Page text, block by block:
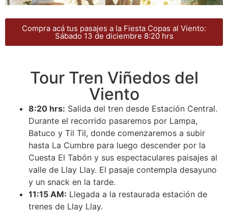
Compra acá tus pasajes a la Fiesta Copas al Viento:
Sábado 13 de diciembre 8:20 hrs
Tour Tren Viñedos del
Viento
8:20 hrs: Salida del tren desde Estación Central.
Durante el recorrido pasaremos por Lampa,
Batuco y Til Til, donde comenzaremos a subir
hasta La Cumbre para luego descender por la
Cuesta El Tabón y sus espectaculares paisajes al
valle de Llay Llay. El pasaje contempla desayuno
y un snack en la tarde.
11:15 AM: Llegada a la restaurada estación de
trenes de Llay Llay.